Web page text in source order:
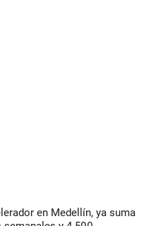
en Medellín, ya suma